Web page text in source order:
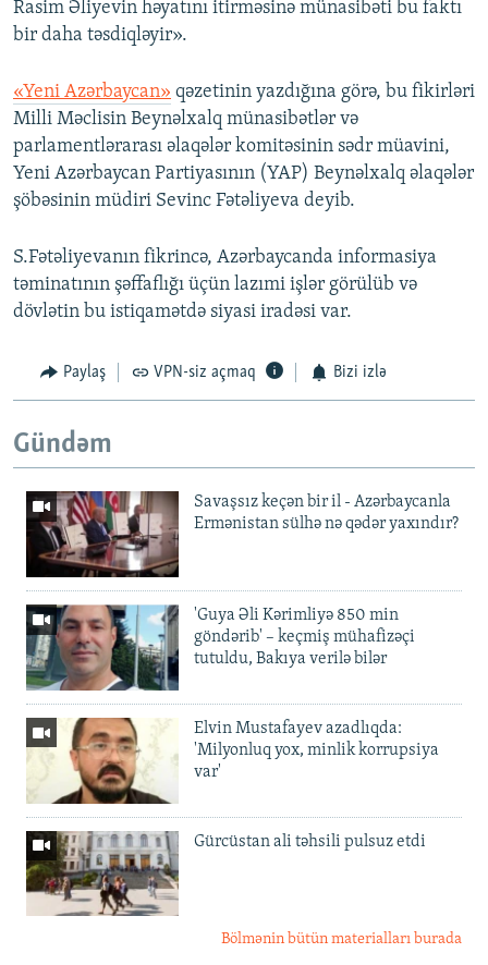
Rasim Əliyevin həyatını itirməsinə münasibəti bu faktı
bir daha təsdiqləyir».
«Yeni Azərbaycan» qəzetinin yazdığına görə, bu fikirləri
Milli Məclisin Beynəlxalq münasibətlər və
parlamentlərarası əlaqələr komitəsinin sədr müavini,
Yeni Azərbaycan Partiyasının (YAP) Beynəlxalq əlaqələr
şöbəsinin müdiri Sevinc Fətəliyeva deyib.
S.Fətəliyevanın fikrincə, Azərbaycanda informasiya
təminatının şəffaflığı üçün lazımi işlər görülüb və
dövlətin bu istiqamətdə siyasi iradəsi var.
Paylaş VPN-siz açmaq Bizi izlə
Gündəm
Savaşsız keçən bir il - Azərbaycanla
Ermənistan sülhə nə qədər yaxındır?
'Guya Əli Kərimliyə 850 min
göndərib' – keçmiş mühafizəçi
tutuldu, Bakıya verilə bilər
Elvin Mustafayev azadlıqda:
'Milyonluq yox, minlik korrupsiya
var'
Gürcüstan ali təhsili pulsuz etdi
Bölmənin bütün materialları burada